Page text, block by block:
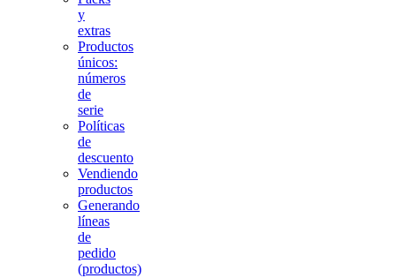
y
extras
Productos
únicos:
números
de
serie
Políticas
de
descuento
Vendiendo
productos
Generando
líneas
de
pedido
(productos)